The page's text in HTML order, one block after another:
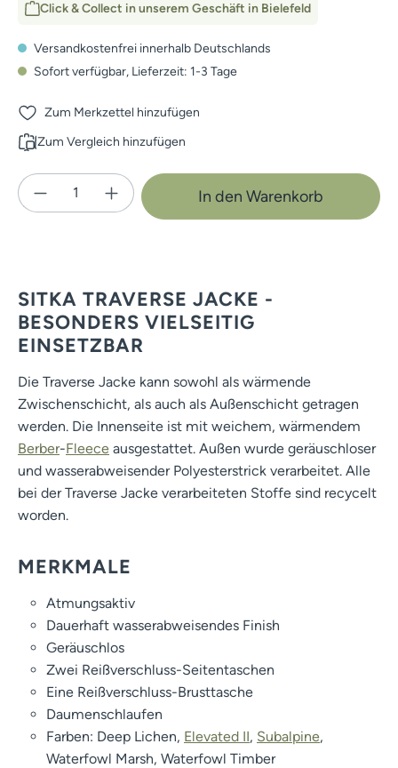
Click & Collect in unserem Geschäft in Bielefeld
Versandkostenfrei innerhalb Deutschlands
Sofort verfügbar, Lieferzeit: 1-3 Tage
Zum Merkzettel hinzufügen
Zum Vergleich hinzufügen
Produkt Anzahl: Gib den gewünschten
In den Warenkorb
SITKA TRAVERSE JACKE -
BESONDERS VIELSEITIG
EINSETZBAR
Die Traverse Jacke kann sowohl als wärmende
Zwischenschicht, als auch als Außenschicht getragen
werden. Die Innenseite ist mit weichem, wärmendem
Berber-Fleece ausgestattet. Außen wurde geräuschloser
und wasserabweisender Polyesterstrick verarbeitet. Alle
bei der Traverse Jacke verarbeiteten Stoffe sind recycelt
worden.
MERKMALE
Atmungsaktiv
Dauerhaft wasserabweisendes Finish
Geräuschlos
Zwei Reißverschluss-Seitentaschen
Eine Reißverschluss-Brusttasche
Daumenschlaufen
Farben: Deep Lichen, Elevated II, Subalpine,
Waterfowl Marsh, Waterfowl Timber